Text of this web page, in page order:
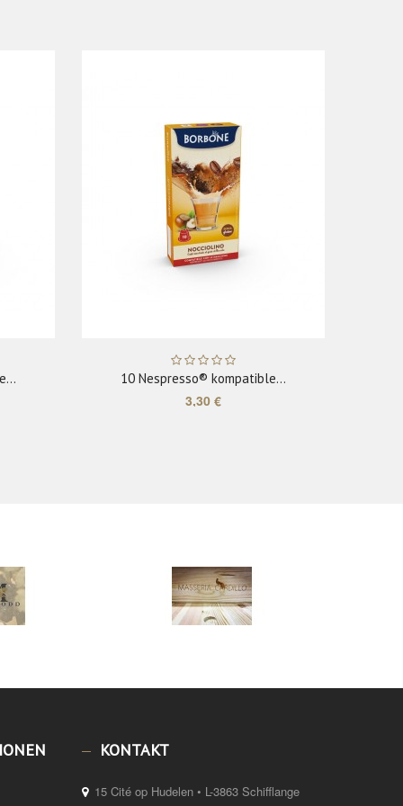
ADD TO CART
10 Nespresso® kompatible...
3,30 €
KONTAKT
15 Cité op Hudelen • L-3863 Schifflange